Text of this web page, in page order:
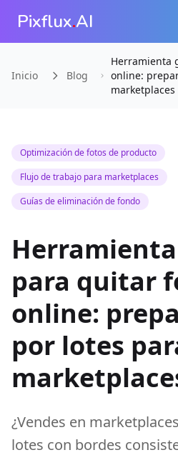
Pixflux.AI
Inicio Blog
Herramienta
online:
marketplaces
Optimización de fotos de producto
Flujo de trabajo para marketplaces
Guías de eliminación de fondo
para quitar
online:
por lotes
¿Vendes en
lotes con bordes